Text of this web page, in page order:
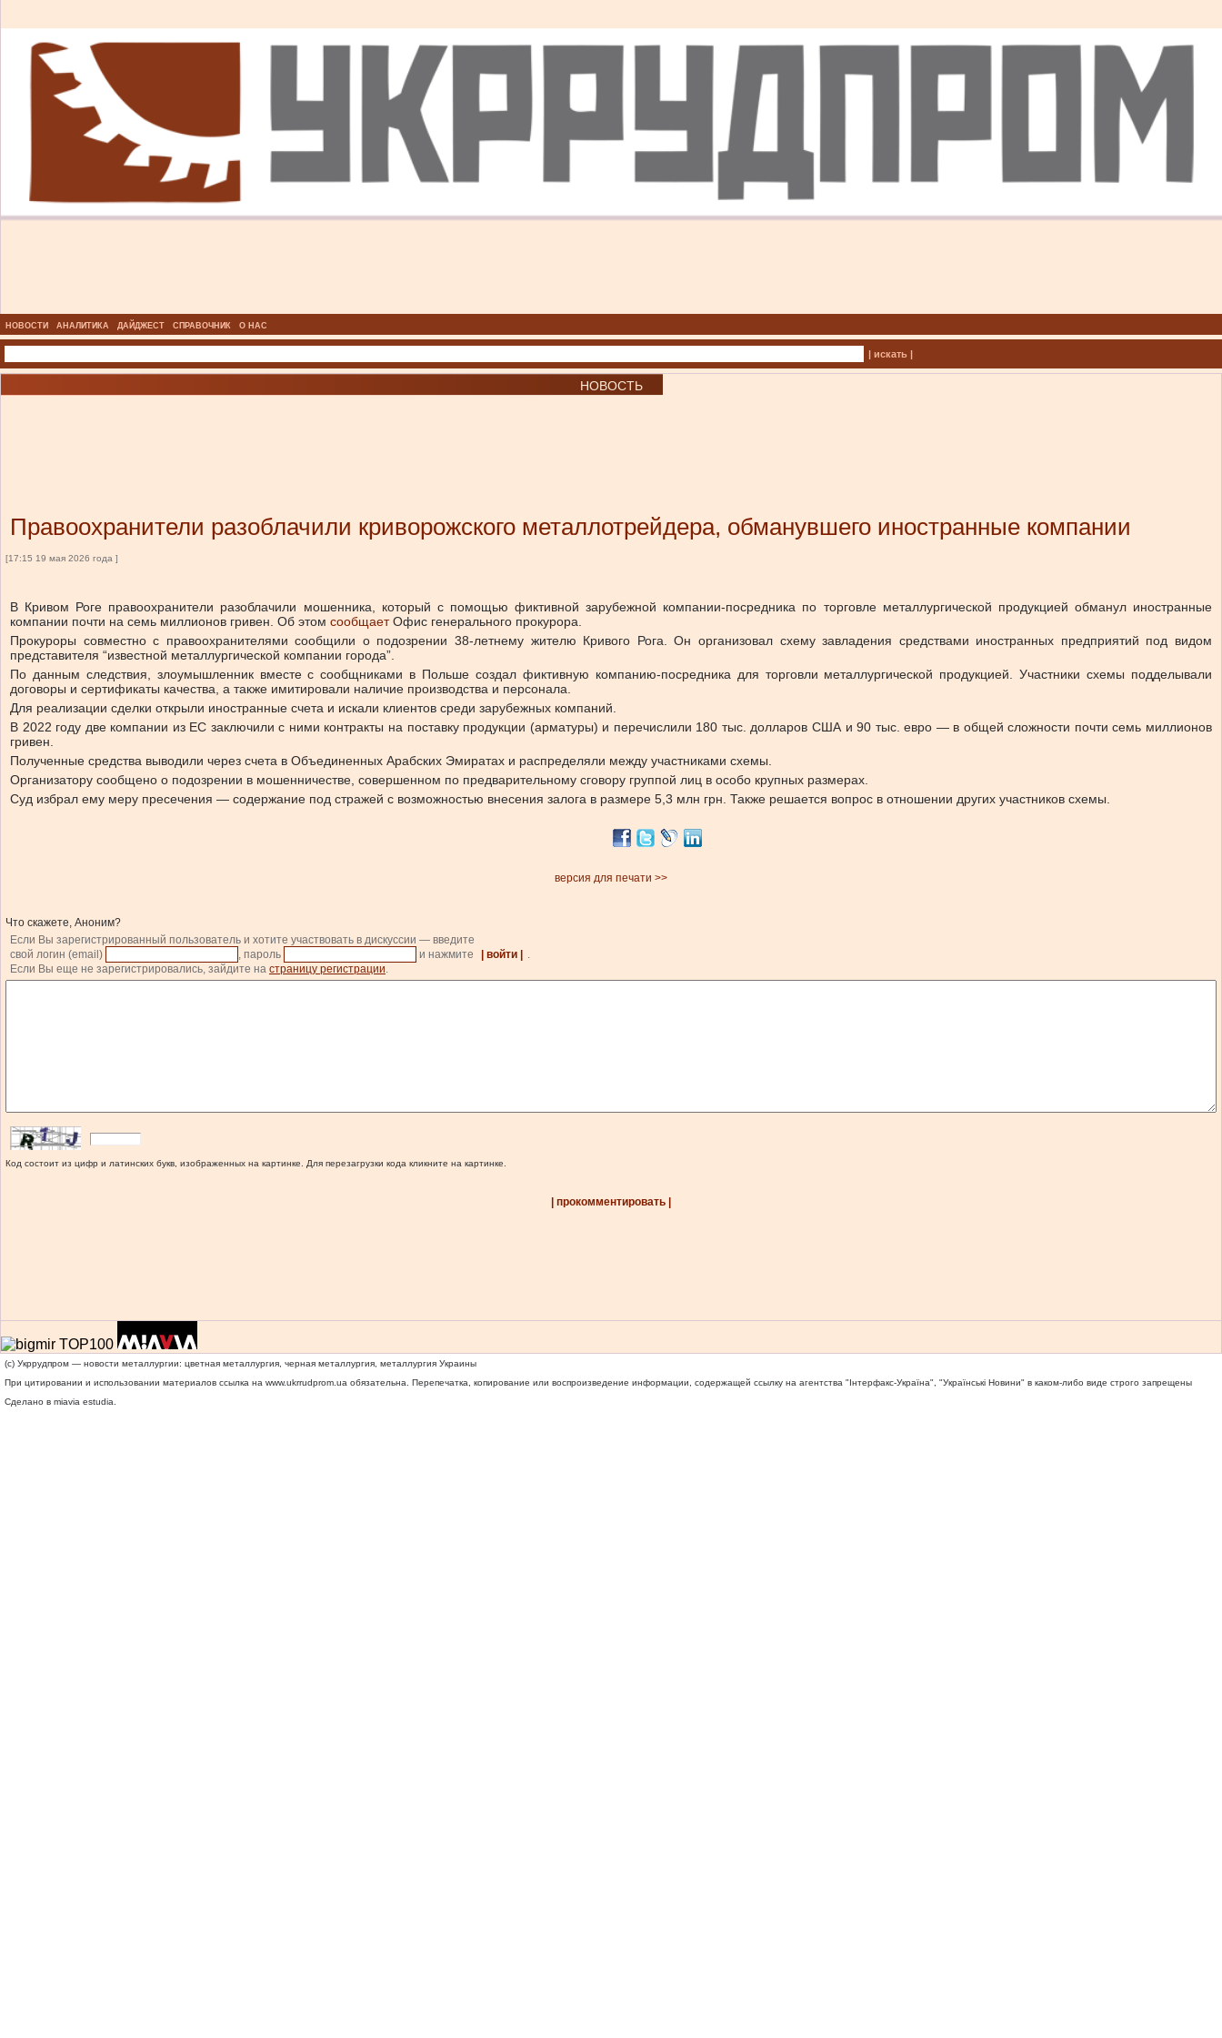
НОВОСТИ АНАЛИТИКА ДАЙДЖЕСТ СПРАВОЧНИК О НАС
| искать |
НОВОСТЬ
Правоохранители разоблачили криворожского металлотрейдера, обманувшего иностранные компании
[17:15 19 мая 2026 года ]
В Кривом Роге правоохранители разоблачили мошенника, который с помощью фиктивной зарубежной компании-посредника по торговле металлургической продукцией обманул иностранные
компании почти на семь миллионов гривен. Об этом сообщает Офис генерального прокурора.
Прокуроры совместно с правоохранителями сообщили о подозрении 38-летнему жителю Кривого Рога. Он организовал схему завладения средствами иностранных предприятий под видом
представителя “известной металлургической компании города”.
По данным следствия, злоумышленник вместе с сообщниками в Польше создал фиктивную компанию-посредника для торговли металлургической продукцией. Участники схемы подделывали
договоры и сертификаты качества, а также имитировали наличие производства и персонала.
Для реализации сделки открыли иностранные счета и искали клиентов среди зарубежных компаний.
В 2022 году две компании из ЕС заключили с ними контракты на поставку продукции (арматуры) и перечислили 180 тыс. долларов США и 90 тыс. евро — в общей сложности почти семь миллионов
гривен.
Полученные средства выводили через счета в Объединенных Арабских Эмиратах и распределяли между участниками схемы.
Организатору сообщено о подозрении в мошенничестве, совершенном по предварительному сговору группой лиц в особо крупных размерах.
Суд избрал ему меру пресечения — содержание под стражей с возможностью внесения залога в размере 5,3 млн грн. Также решается вопрос в отношении других участников схемы.
версия для печати >>
Что скажете, Аноним?
Если Вы зарегистрированный пользователь и хотите участвовать в дискуссии — введите
свой логин (email)
, пароль и нажмите | войти |
.
Если Вы еще не зарегистрировались, зайдите на страницу регистрации.
Код состоит из цифр и латинских букв, изображенных на картинке. Для перезагрузки кода кликните на картинке.
| прокомментировать |
(c) Укррудпром — новости металлургии: цветная металлургия, черная металлургия, металлургия Украины
При цитировании и использовании материалов ссылка на www.ukrrudprom.ua обязательна. Перепечатка, копирование или воспроизведение информации, содержащей ссылку на агентства "Iнтерфакс-Україна", "Українськi Новини" в каком-либо виде строго запрещены
Сделано в miavia estudia.